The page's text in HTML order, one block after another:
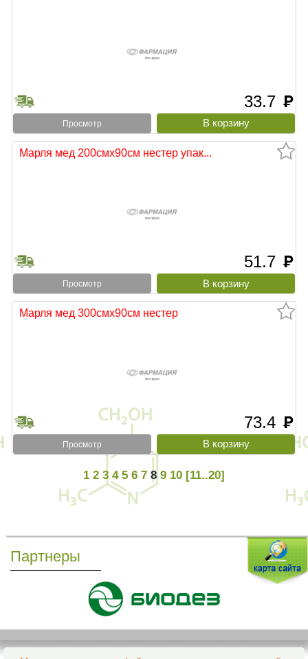
33.7 руб
Просмотр
Марля мед 200смх90см нестер упак...
51.7 руб
Просмотр
Марля мед 300смх90см нестер
73.4 руб
Просмотр
1 2 3 4 5 6 7 8 9 10 [11..20]
Партнеры